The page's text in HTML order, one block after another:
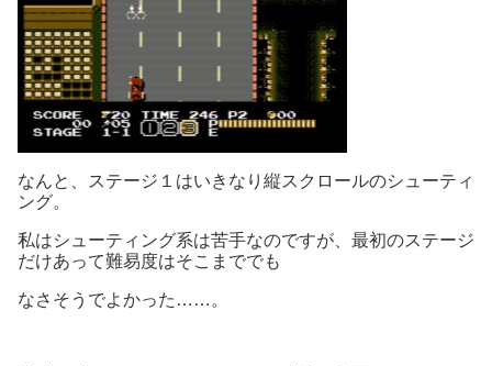
なんと、ステージ１はいきなり縦スクロールのシューティ
ング。
私はシューティング系は苦手なのですが、最初のステージ
だけあって難易度はそこまででも
なさそうでよかった……。